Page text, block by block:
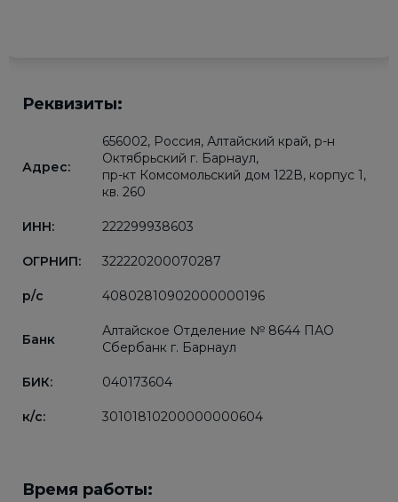
Реквизиты:
Адрес:
656002, Россия, Алтайский край, р-н
Октябрьский г. Барнаул,
пр-кт Комсомольский дом 122В, корпус 1,
кв. 260
ИНН: 222299938603
ОГРНИП: 322220200070287
р/с 40802810902000000196
Банк
Алтайское Отделение № 8644 ПАО
Сбербанк г. Барнаул
БИК: 040173604
к/с: 30101810200000000604
Время работы: